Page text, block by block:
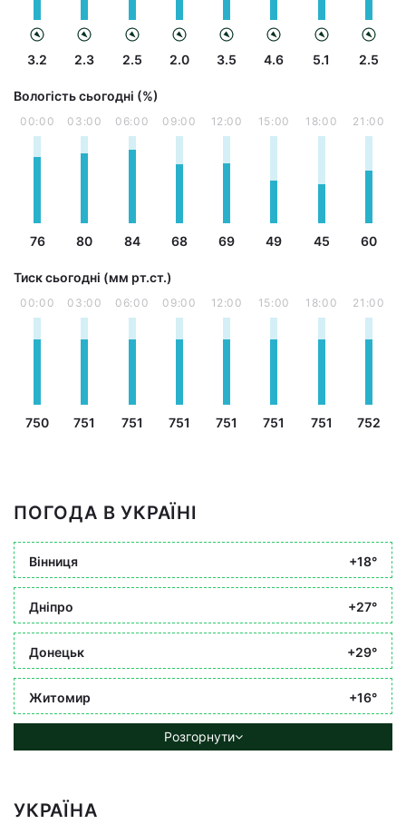
3.2 2.3 2.5 2.0 3.5 4.6 5.1 2.5
Вологість сьогодні (%)
00:00
76
03:00
80
06:00
84
09:00
68
12:00
69
15:00
49
18:00
45
21:00
60
Тиск сьогодні (мм рт.ст.)
00:00
750
03:00
751
06:00
751
09:00
751
12:00
751
15:00
751
18:00
751
21:00
752
ПОГОДА В УКРАЇНІ
Вінниця +18°
Дніпро +27°
Донецьк +29°
Житомир +16°
Розгорнути
УКРАЇНА